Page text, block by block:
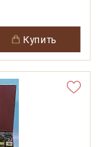
купить